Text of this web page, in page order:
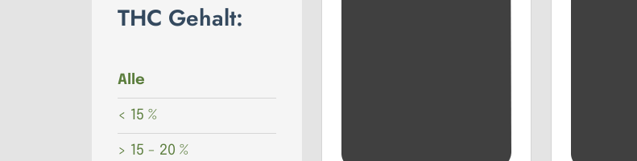
THC Gehalt:
Alle
< 15 %
> 15 - 20 %